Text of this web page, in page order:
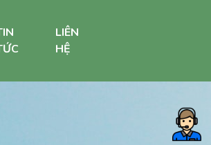
LIÊN
HỆ